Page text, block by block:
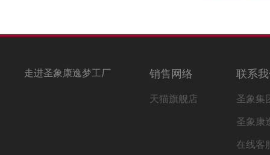
走进圣象康逸梦工厂 销售网络
天猫旗舰店
联系
圣象集
圣象康
在线客